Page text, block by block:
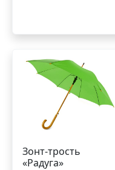
Зонт-трость
«Радуга»